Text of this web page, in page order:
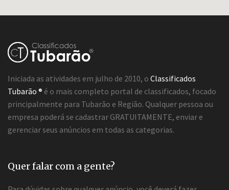
Iniciada as atividades em julho de 2010, o Classificados
Tubarão ® é o mais completo portal de classificados, focado
principalmente para Tubarão e Região. Qualquer pessoa ou
empresa poderá se cadastrar GRATUITAMENTE, enviar e
gerenciar seus anúncios em todas as categorias.
Quer falar com a gente?